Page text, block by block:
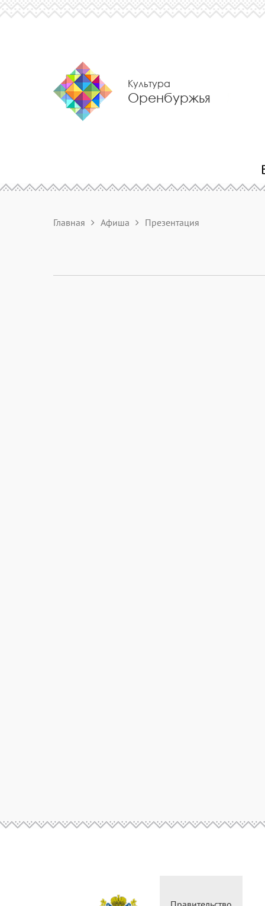
Культура
Оренбуржья
Главная Афиша Презентация